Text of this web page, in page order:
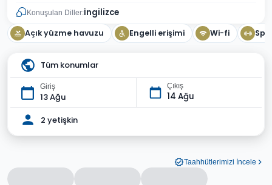
Konuşulan Diller:İngilizce
Açık yüzme havuzu Engelli erişimi Wi-fi
Tüm konumlar
Giriş
13 Ağu
Çıkış
14 Ağu
2 yetişkin
Taahhütlerimizi İncele